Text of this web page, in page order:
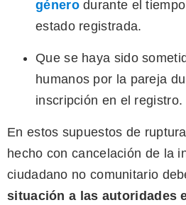
génerodurante el
estado registrada.
Que se haya sido
humanos por la pareja
inscripción en el registro.
En estos supuestos de
hecho con cancelación de la
ciudadano no comunitario
situación a las autoridades